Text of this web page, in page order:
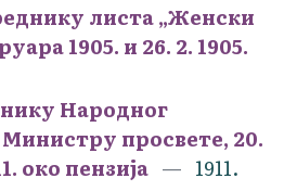
листа „Женски
1905. и 26. 2. 1905.
Народног
просвете, 20.
око пензија
1911.